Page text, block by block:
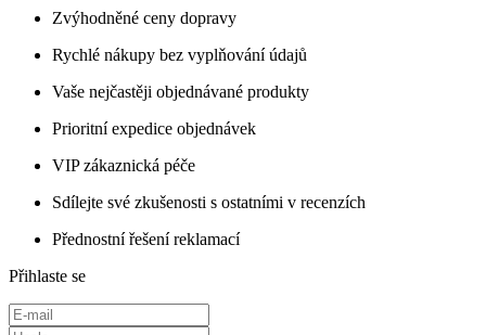
Zvýhodněné ceny dopravy
Rychlé nákupy bez vyplňování údajů
Vaše nejčastěji objednávané produkty
Prioritní expedice objednávek
VIP zákaznická péče
Sdílejte své zkušenosti s ostatními v recenzích
Přednostní řešení reklamací
Přihlaste se